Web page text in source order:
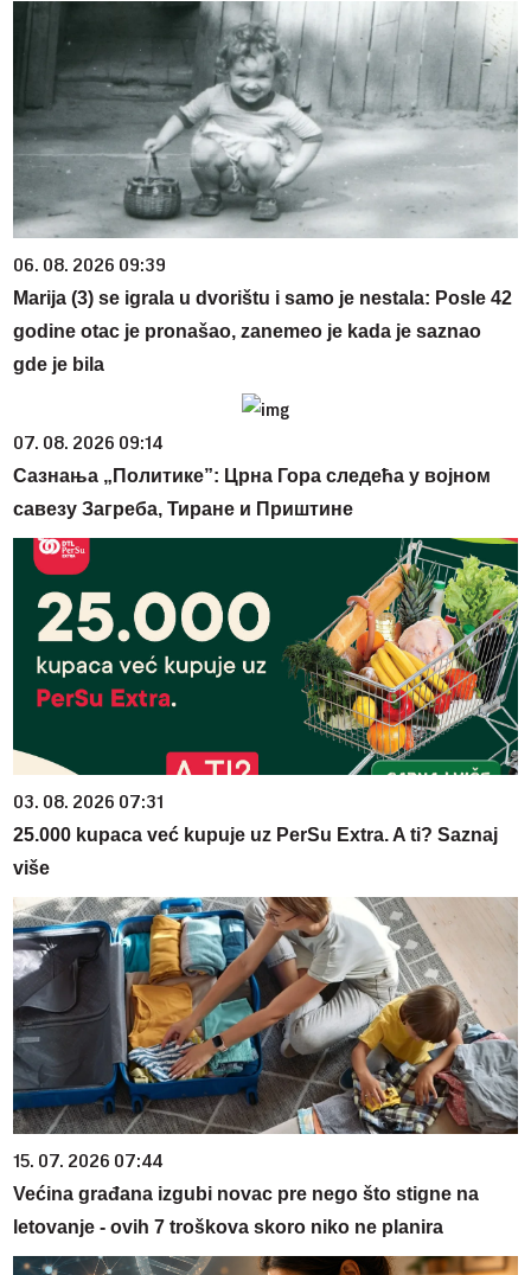
06. 08. 2026 09:39
Marija (3) se igrala u dvorištu i samo je nestala: Posle 42
godine otac je pronašao, zanemeo je kada je saznao
gde je bila
07. 08. 2026 09:14
Сазнања „Политике”: Црна Гора следећа у војном
савезу Загреба, Тиране и Приштине
03. 08. 2026 07:31
25.000 kupaca već kupuje uz PerSu Extra. A ti? Saznaj
više
15. 07. 2026 07:44
Većina građana izgubi novac pre nego što stigne na
letovanje - ovih 7 troškova skoro niko ne planira